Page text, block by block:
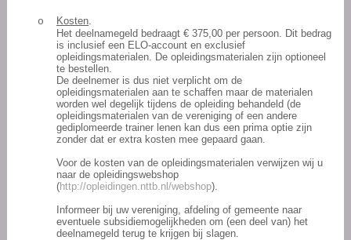
o Kosten.
Het deelnamegeld bedraagt € 375,00 per persoon. Dit bedrag
is inclusief een ELO-account en exclusief
opleidingsmaterialen. De opleidingsmaterialen zijn optioneel
te bestellen.
De deelnemer is dus niet verplicht om de
opleidingsmaterialen aan te schaffen maar de materialen
worden wel degelijk tijdens de opleiding behandeld (de
opleidingsmaterialen van de vereniging of een andere
gediplomeerde trainer lenen kan dus een prima optie zijn
zonder dat er extra kosten mee gepaard gaan.
Voor de kosten van de opleidingsmaterialen verwijzen wij u
naar de opleidingswebshop
(http://opleidingen.nttb.nl/webshop).
Informeer bij uw vereniging, afdeling of gemeente naar
eventuele subsidiemogelijkheden om (een deel van) het
deelnamegeld terug te krijgen bij slagen.